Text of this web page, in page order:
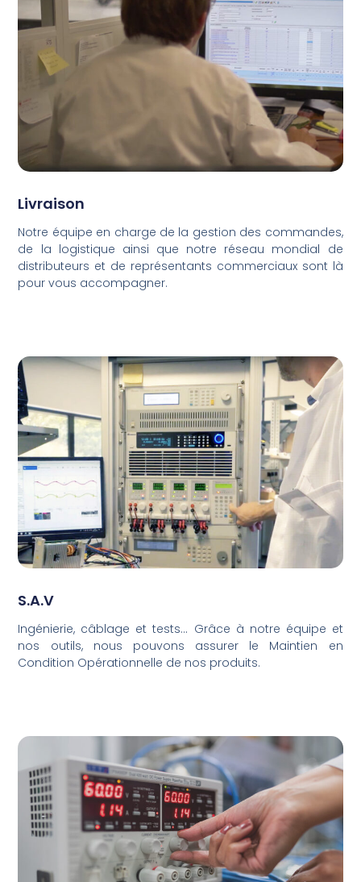
Livraison
Notre équipe en charge de la gestion des commandes,
de la logistique ainsi que notre réseau mondial de
distributeurs et de représentants commerciaux sont là
pour vous accompagner.
S.A.V
Ingénierie, câblage et tests... Grâce à notre équipe et
nos outils, nous pouvons assurer le Maintien en
Condition Opérationnelle de nos produits.​